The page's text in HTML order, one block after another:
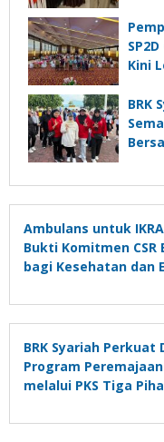
Kini
BRK
Ambulans untuk
Bukti Komitmen CSR
bagi Kesehatan dan
BRK Syariah Perkuat
Program
melalui PKS Tiga